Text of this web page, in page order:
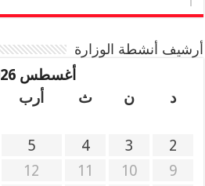
أرشيف أنشطة الوزارة
أغسطس 2026
د
ن ث أرب
2
3
4
5
9
10
11
12